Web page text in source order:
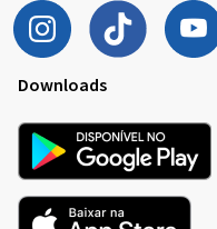
Downloads